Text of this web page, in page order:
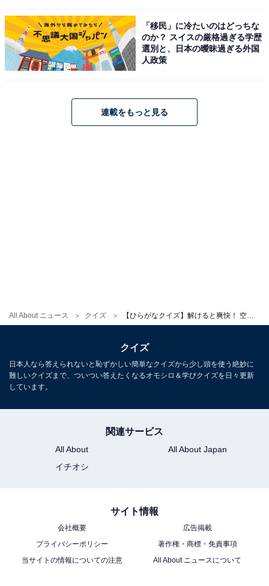
All About ニュース クイズ
「移民」に冷たいのはどっちな
のか？ スイスの厳格過ぎる学歴
選別と、日本の曖昧過ぎる外国
人政策
連載をもっと見る
クイズ
日本人なら答えられないと恥ずかしい簡単なクイズから少し頭を使う絶妙に
難しいクイズまで、ついつい答えたくなるオモシロ＆学びクイズを日々更新
しています。
関連サービス
All About
All About Japan
イチオシ
サイト情報
会社概要
広告掲載
プライバシーポリシー
著作権・商標・免責事項
当サイトの情報についての注意
All About ニュースについて